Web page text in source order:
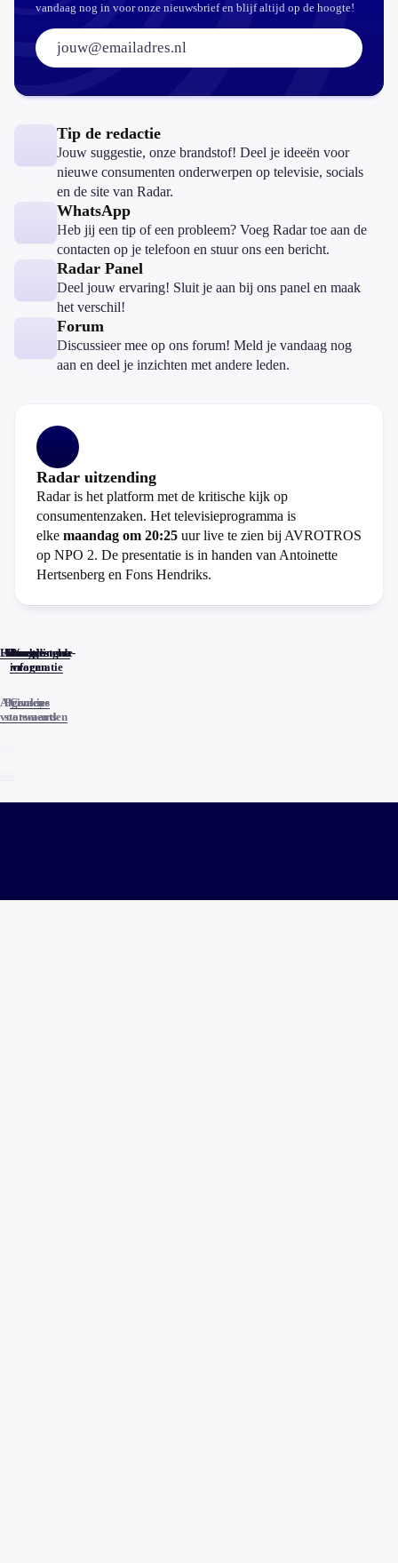
vandaag nog in voor onze nieuwsbrief en blijf altijd op de hoogte!
E-mailadres:
Tip de redactie
Jouw suggestie, onze brandstof! Deel je ideeën voor
nieuwe consumenten onderwerpen op televisie, socials
en de site van Radar.
WhatsApp
Heb jij een tip of een probleem? Voeg Radar toe aan de
contacten op je telefoon en stuur ons een bericht.
Radar Panel
Deel jouw ervaring! Sluit je aan bij ons panel en maak
het verschil!
Forum
Discussieer mee op ons forum! Meld je vandaag nog
aan en deel je inzichten met andere leden.
Radar uitzending
Radar is het platform met de kritische kijk op
consumentenzaken. Het televisieprogramma is
elke maandag om 20:25 uur live te zien bij AVROTROS
op NPO 2. De presentatie is in handen van Antoinette
Hertsenberg en Fons Hendriks.
Home
Actueel
Uitzendingen
Reacties
Programma-
informatie
Veelgestelde
vragen
Algemene
voorwaarden
Privacy
statements
Cookies